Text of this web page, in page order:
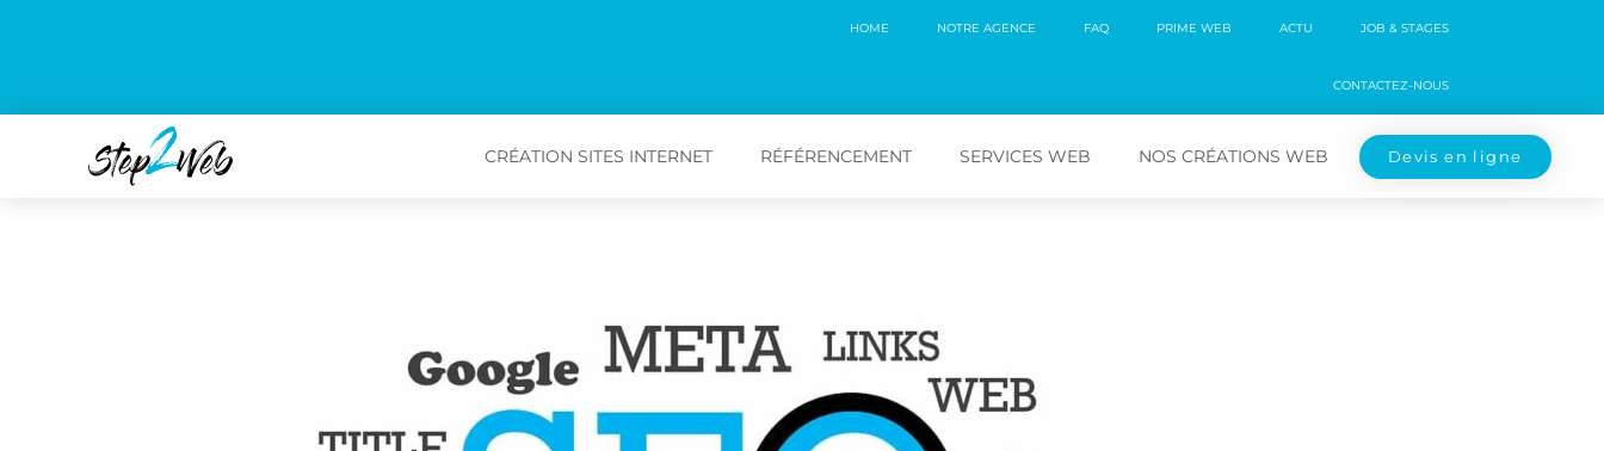
HOME NOTRE AGENCE FAQ PRIME WEB ACTU JOB & STAGES
CONTACTEZ-NOUS
CRÉATION SITES INTERNET RÉFÉRENCEMENT SERVICES WEB NOS CRÉATIONS WEB Devis en ligne